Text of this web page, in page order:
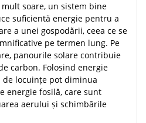
soare, un sistem bine
suficientă energie pentru a
a unei gospodării, ceea ce se
pe termen lung. Pe
panourile solare contribuie
carbon. Folosind energie
locuințe pot diminua
energie fosilă, care sunt
aerului și schimbările